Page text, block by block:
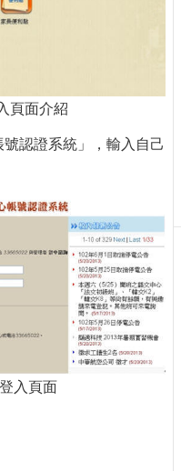
頁面介紹
認證系統」，輸入自己
入頁面